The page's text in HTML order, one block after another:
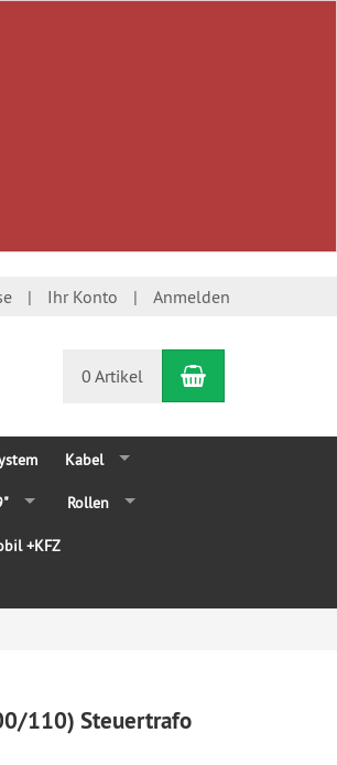
Ihr Konto Anmelden
0 Artikel Warenkorb
Kabel
Rollen
+KFZ
110) Steuertrafo